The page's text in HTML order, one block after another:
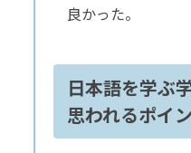
良かった。
日本語を学ぶ
思われるポイ